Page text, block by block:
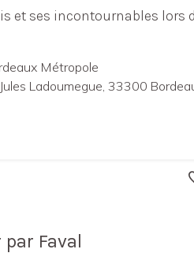
et ses incontournables lors
Métropole
Ladoumegue, 33300
Faval